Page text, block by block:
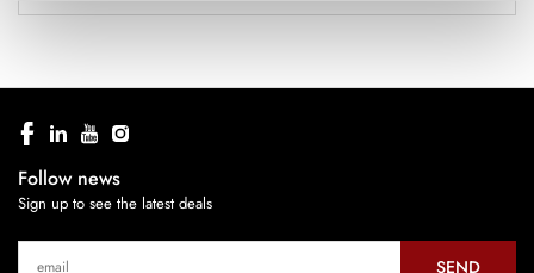
Follow news
Sign up to see the latest deals
SEND